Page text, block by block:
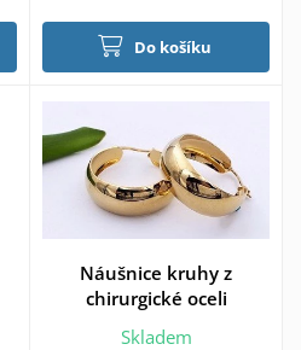
Do košíku
Náušnice kruhy z
chirurgické oceli
Skladem